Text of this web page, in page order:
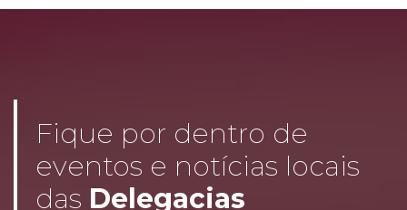
Fique por dentro de
eventos e notícias locais
das Delegacias